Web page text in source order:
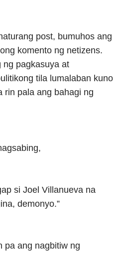
post, bumuhos ang
komento ng netizens.
ng pagkasuya at
tila lumalaban kuno
rin pala ang bahagi ng
si Joel Villanueva na
demonyo.”
pa ang nagbitiw ng